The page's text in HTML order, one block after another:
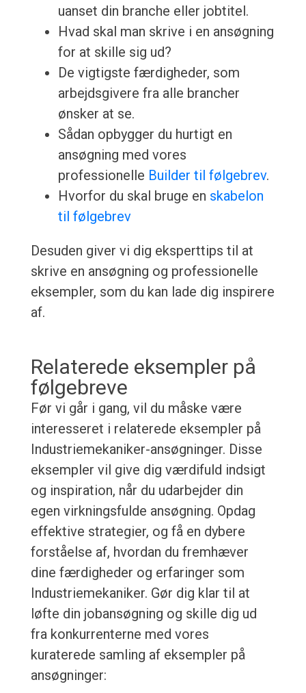
uanset din branche eller jobtitel.
Hvad skal man skrive i en ansøgning
for at skille sig ud?
De vigtigste færdigheder, som
arbejdsgivere fra alle brancher
ønsker at se.
Sådan opbygger du hurtigt en
ansøgning med vores
professionelle Builder til følgebrev.
Hvorfor du skal bruge en skabelon
til følgebrev
Desuden giver vi dig eksperttips til at
skrive en ansøgning og professionelle
eksempler, som du kan lade dig inspirere
af.
Relaterede eksempler på
følgebreve
Før vi går i gang, vil du måske være
interesseret i relaterede eksempler på
Industriemekaniker-ansøgninger. Disse
eksempler vil give dig værdifuld indsigt
og inspiration, når du udarbejder din
egen virkningsfulde ansøgning. Opdag
effektive strategier, og få en dybere
forståelse af, hvordan du fremhæver
dine færdigheder og erfaringer som
Industriemekaniker. Gør dig klar til at
løfte din jobansøgning og skille dig ud
fra konkurrenterne med vores
kuraterede samling af eksempler på
ansøgninger: